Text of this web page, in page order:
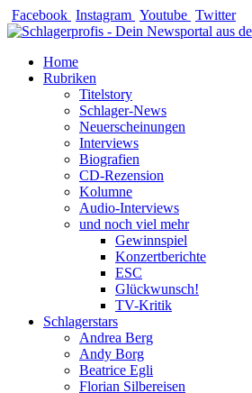
Zum
Inhalt
Facebook Instagram Youtube Twitter
Home
Rubriken
Titelstory
Schlager-News
Neuerscheinungen
Interviews
Biografien
CD-Rezension
Kolumne
Audio-Interviews
und noch viel mehr
Gewinnspiel
Konzertberichte
ESC
Glückwunsch!
TV-Kritik
Schlagerstars
Andrea Berg
Andy Borg
Beatrice Egli
Florian Silbereisen